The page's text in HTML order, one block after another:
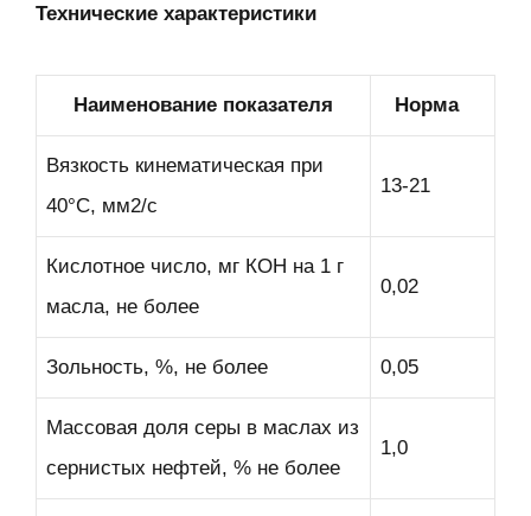
Технические характеристики
Наименование показателя Норма
Вязкость кинематическая при
40°С, мм2/с
13-21
Кислотное число, мг КОН на 1 г
масла, не более
0,02
Зольность, %, не более 0,05
Массовая доля серы в маслах из
сернистых нефтей, % не более
1,0